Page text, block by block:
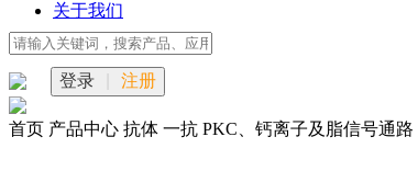
关于我们
登录 注册
首页 产品中心 抗体 一抗 PKC、钙离子及脂信号通路